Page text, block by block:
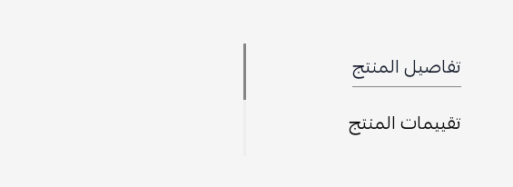
تفاصيل المنتج
تقييمات المنتج